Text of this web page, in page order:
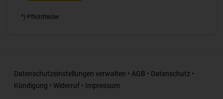
*) Pflichtfelder
Datenschutzeinstellungen verwalten • AGB • Datenschutz •
Kündigung • Widerruf • Impressum